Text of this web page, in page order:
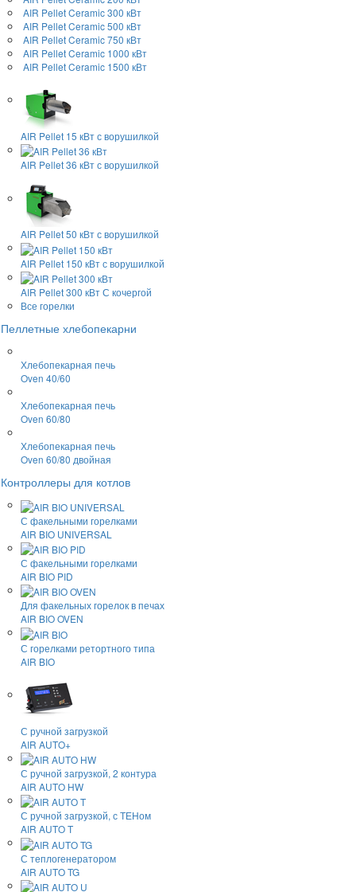
AIR PelletCeramic 300 кВт
AIR PelletCeramic 500 кВт
AIR PelletCeramic 750 кВт
AIR PelletCeramic 1000 кВт
AIR PelletCeramic 1500 кВт
AIR Pellet 15 кВтс ворушилкой
AIR Pellet 36 кВтс ворушилкой
AIR Pellet 50 кВтс ворушилкой
AIR Pellet 150 кВтс ворушилкой
AIR Pellet 300 кВтС кочергой
Все горелки
Пеллетные хлебопекарни
Хлебопекарная печь
Oven 40/60
Хлебопекарная печь
Oven 60/80
Хлебопекарная печь
Oven 60/80 двойная
Контроллеры для котлов
С факельными горелками
AIR BIO UNIVERSAL
С факельными горелками
AIR BIO PID
Для факельных горелок в печах
AIR BIO OVEN
С горелками ретортного типа
AIR BIO
С ручной загрузкой
AIR AUTO+
С ручной загрузкой, 2 контура
AIR AUTO HW
С ручной загрузкой, с ТЕНом
AIR AUTO T
С теплогенератором
AIR AUTO TG